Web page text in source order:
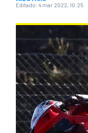
Editado: 4 mar 2022, 10:25